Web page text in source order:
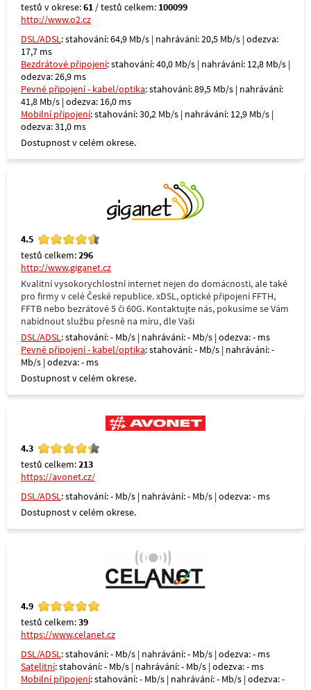
testů v okrese:61 / testů celkem: 100099
http://www.o2.cz
DSL/ADSL: stahování: 64,9 Mb/s | nahrávání: 20,5 Mb/s | odezva:
17,7 ms
Bezdrátové připojení: stahování: 40,0 Mb/s | nahrávání: 12,8 Mb/s |
odezva: 26,9 ms
Pevné připojení - kabel/optika: stahování: 89,5 Mb/s | nahrávání:
41,8 Mb/s | odezva: 16,0 ms
Mobilní připojení: stahování: 30,2 Mb/s | nahrávání: 12,9 Mb/s |
odezva: 31,0 ms
Dostupnost v celém okrese.
4.5
testů celkem:296
http://www.giganet.cz
Kvalitní vysokorychlostní internet nejen do domácnosti, ale také
pro firmy v celé České republice. xDSL, optické připojení FFTH,
FFTB nebo bezrátové 5 či 60G. Kontaktujte nás, pokusíme se Vám
nabídnout službu přesně na míru, dle Vaši
DSL/ADSL: stahování: - Mb/s | nahrávání: - Mb/s | odezva: - ms
Pevné připojení - kabel/optika: stahování: - Mb/s | nahrávání: -
Mb/s | odezva: - ms
Dostupnost v celém okrese.
4.3
testů celkem:213
https://avonet.cz/
DSL/ADSL: stahování: - Mb/s | nahrávání: - Mb/s | odezva: - ms
Dostupnost v celém okrese.
4.9
testů celkem:39
https://www.celanet.cz
DSL/ADSL: stahování: - Mb/s | nahrávání: - Mb/s | odezva: - ms
Satelitní: stahování: - Mb/s | nahrávání: - Mb/s | odezva: - ms
Mobilní připojení: stahování: - Mb/s | nahrávání: - Mb/s | odezva: -